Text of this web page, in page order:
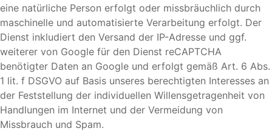
eine natürliche Person erfolgt oder missbräuchlich durch
maschinelle und automatisierte Verarbeitung erfolgt. Der
Dienst inkludiert den Versand der IP-Adresse und ggf.
weiterer von Google für den Dienst reCAPTCHA
benötigter Daten an Google und erfolgt gemäß Art. 6 Abs.
1 lit. f DSGVO auf Basis unseres berechtigten Interesses an
der Feststellung der individuellen Willensgetragenheit von
Handlungen im Internet und der Vermeidung von
Missbrauch und Spam.